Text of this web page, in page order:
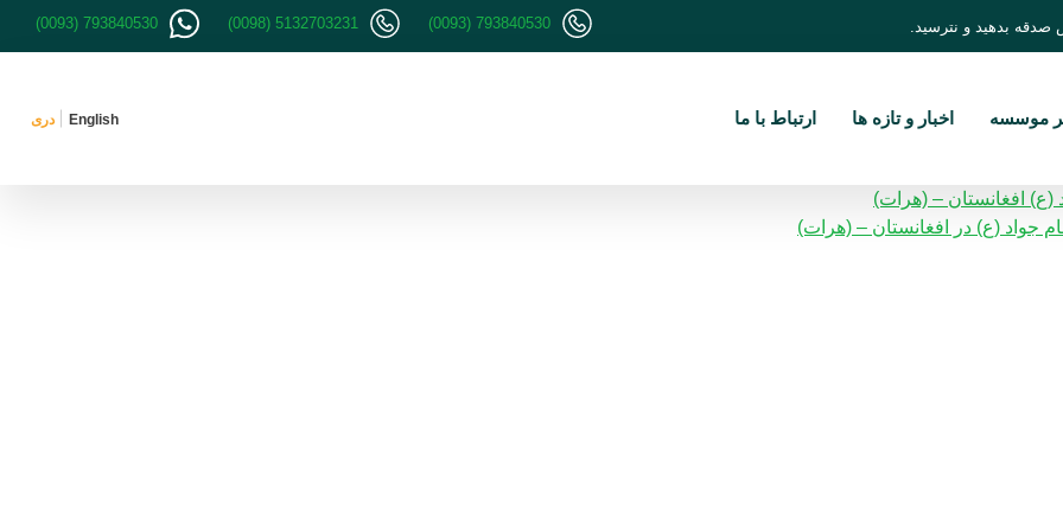
بدهید و نترسید. (0093) 793840530
(0098) 5132703231
(0093) 793840530
موسسه اخبار و تازه ها ارتباط با ما دری English
افغانستان – (هرات)
جواد (ع) در افغانستان – (هرات)